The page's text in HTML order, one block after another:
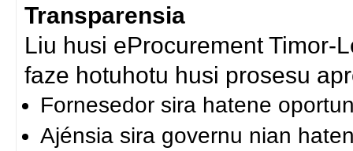
Transparensia
Liu husi eProcurement Timor-
faze hotuhotu husi prosesu
Fornesedor sira hatene
Ajénsia sira governu nian